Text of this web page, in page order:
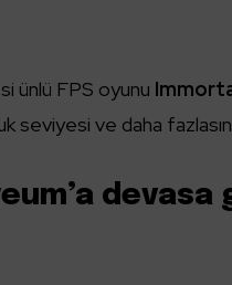
ünlü FPS oyunu
seviyesi ve daha
devasa